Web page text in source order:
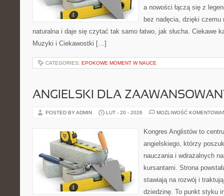
a nowości łączą się z
bez nadęcia, dzięki
naturalna i daje się czytać tak samo łatwo, jak słucha. Ciekawe
Muzyki i Ciekawostki […]
CATEGORIES: EPOKOWE MOMENT W NAUCE
ANGIELSKI DLA
POSTED BY ADMIN LUT - 20 - 2026 MOŻLIWOŚĆ
Kongres Anglistów to
angielskiego, którzy
nauczania i wdrażalnych
kursantami. Strona
stawiają na rozwój i
dziedzinę. To punkt styku